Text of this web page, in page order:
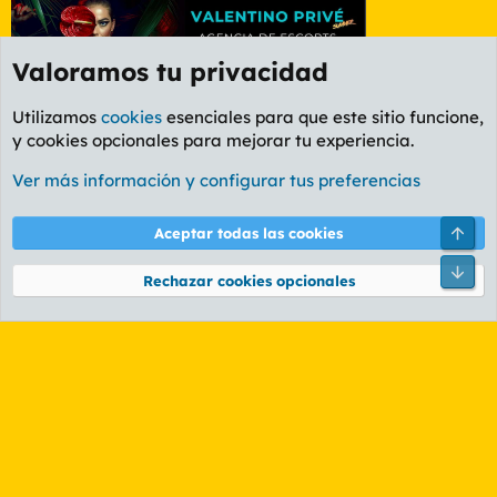
Foro General
Cookies
PL OLDSTYLE AMARILLO
Términos y reglas Política de privacidad Ayuda
Community platform by XenForo® © 2010-2026 XenForo Ltd.
Valoramos tu privacidad
Utilizamos cookies esenciales para que este sitio funcione,
y cookies opcionales para mejorar tu experiencia.
Ver más información y configurar tus preferencias
Aceptar todas las cookies
Rechazar cookies opcionales
Pie